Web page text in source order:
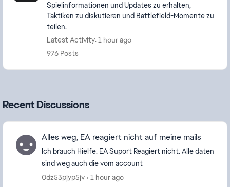
Spielinformationen und Updates zu erhalten,
Taktiken zu diskutieren und Battlefield-Momente zu
teilen.
Latest Activity: 1 hour ago
976 Posts
Recent Discussions
Alles weg, EA reagiert nicht auf meine mails
Ich brauch Hielfe. EA Suport Reagiert nicht. Alle daten
sind weg auch die vom account
0dz53pjyp5jv
1 hour ago